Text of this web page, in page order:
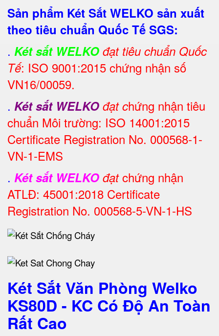
Sản phẩm Két Sắt WELKO sản xuất
theo tiêu chuẩn Quốc Tế SGS:
. Két sắt WELKO đạt tiêu chuẩn Quốc
Tế: ISO 9001:2015 chứng nhận số
VN16/00059.
. Két sắt WELKO đạt chứng nhận tiêu
chuẩn Môi trường: ISO 14001:2015
Certificate Registration No. 000568-1-
VN-1-EMS
. Két sắt WELKO đạtchứng nhận
ATLĐ: 45001:2018 Certificate
Registration No. 000568-5-VN-1-HS
Két Sắt Văn Phòng Welko
KS80D - KC Có Độ An Toàn
Rất Cao